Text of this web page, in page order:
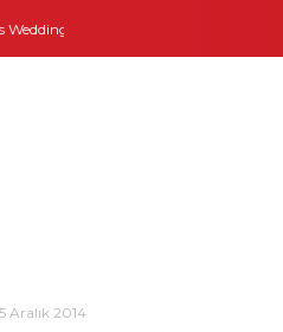
Aralık 2014